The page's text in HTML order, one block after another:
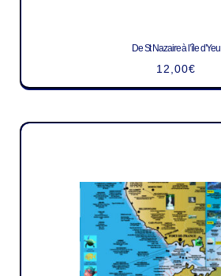
De St Nazaire à l’île d’Yeu
12,00€